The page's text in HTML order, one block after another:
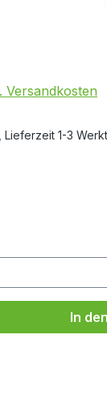
Versandkosten
Lieferzeit 1-3
den
In